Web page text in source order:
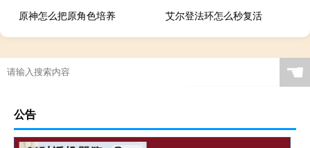
原神怎么把原角色培养
艾尔登法环怎么秒复活
☚
公告